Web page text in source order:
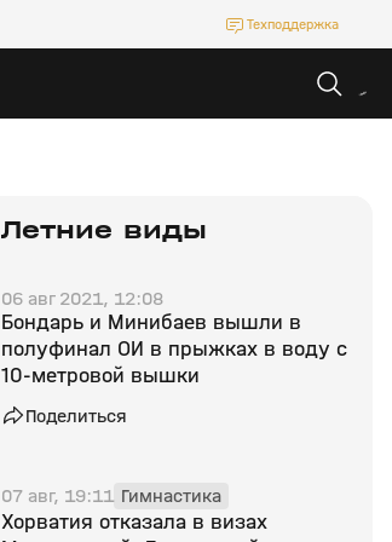
Техподдержка
Летние виды
06 авг 2021, 12:08
Бондарь и Минибаев вышли в
полуфинал ОИ в прыжках в воду с
10-метровой вышки
Поделиться
07 авг, 19:11 Гимнастика
Хорватия отказала в визах